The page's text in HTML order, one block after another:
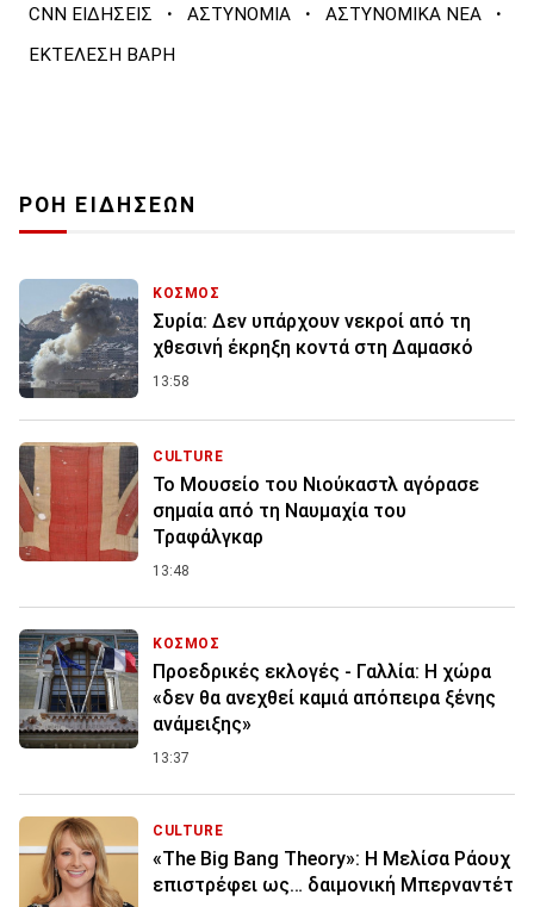
CNN ΕΙΔΗΣΕΙΣ · ΑΣΤΥΝΟΜΙΑ · ΑΣΤΥΝΟΜΙΚΑ ΝΕΑ ·
ΕΚΤΕΛΕΣΗ ΒΑΡΗ
ΡΟΗ ΕΙΔΗΣΕΩΝ
ΚΟΣΜΟΣ
Συρία: Δεν υπάρχουν νεκροί από τη
χθεσινή έκρηξη κοντά στη Δαμασκό
13:58
CULTURE
Το Μουσείο του Νιούκαστλ αγόρασε
σημαία από τη Ναυμαχία του
Τραφάλγκαρ
13:48
ΚΟΣΜΟΣ
Προεδρικές εκλογές - Γαλλία: Η χώρα
«δεν θα ανεχθεί καμιά απόπειρα ξένης
ανάμειξης»
13:37
CULTURE
«The Big Bang Theory»: Η Μελίσα Ράουχ
επιστρέφει ως… δαιμονική Μπερναντέτ